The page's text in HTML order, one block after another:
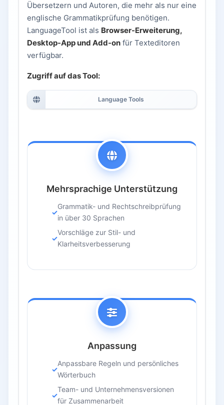
Übersetzern und Autoren, die mehr als nur eine
englische Grammatikprüfung benötigen.
LanguageTool ist als Browser-Erweiterung,
Desktop-App und Add-on für Texteditoren
verfügbar.
Zugriff auf das Tool:
Language Tools
Mehrsprachige Unterstützung
Grammatik- und Rechtschreibprüfung
in über 30 Sprachen
Vorschläge zur Stil- und
Klarheitsverbesserung
Anpassung
Anpassbare Regeln und persönliches
Wörterbuch
Team- und Unternehmensversionen
für Zusammenarbeit